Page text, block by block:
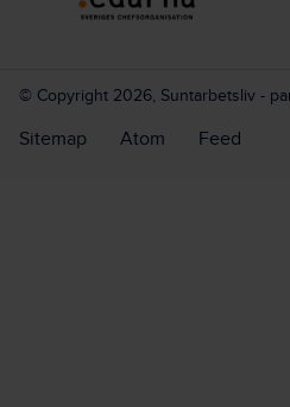
© Copyright 2026, Suntarbetsliv -
Sitemap Atom Feed